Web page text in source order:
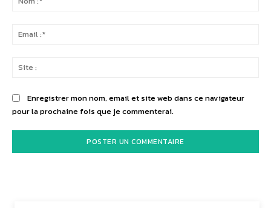
Enregistrer mon nom, email et site web dans ce navigateur
pour la prochaine fois que je commenterai.